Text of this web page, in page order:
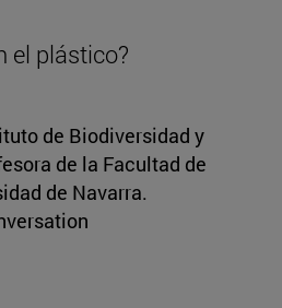
el plástico?
de Biodiversidad y
de la Facultad de
de Navarra.